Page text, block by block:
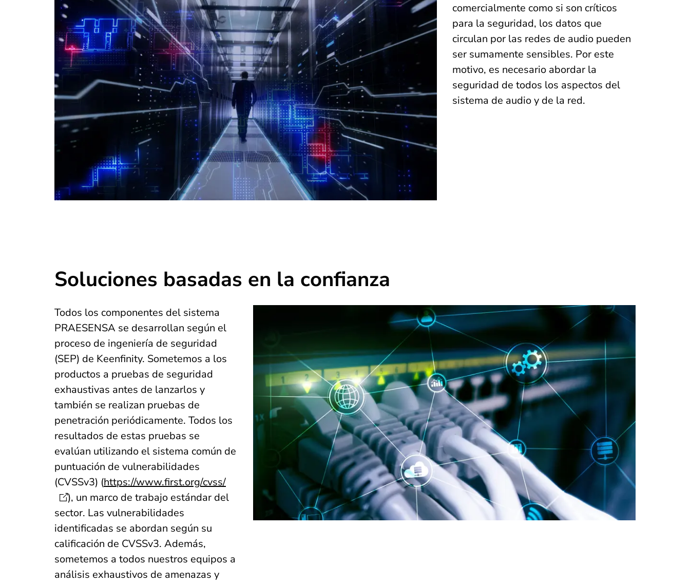
comercialmente como si son críticos
para la seguridad, los datos que
circulan por las redes de audio pueden
ser sumamente sensibles. Por este
motivo, es necesario abordar la
seguridad de todos los aspectos del
sistema de audio y de la red.
Soluciones basadas en la confianza
Todos los componentes del sistema
PRAESENSA se desarrollan según el
proceso de ingeniería de seguridad
(SEP) de Keenfinity. Sometemos a los
productos a pruebas de seguridad
exhaustivas antes de lanzarlos y
también se realizan pruebas de
penetración periódicamente. Todos los
resultados de estas pruebas se
evalúan utilizando el sistema común de
puntuación de vulnerabilidades
(CVSSv3) (https://www.first.org/cvss/
), un marco de trabajo estándar del
sector. Las vulnerabilidades
identificadas se abordan según su
calificación de CVSSv3. Además,
sometemos a todos nuestros equipos a
análisis exhaustivos de amenazas y